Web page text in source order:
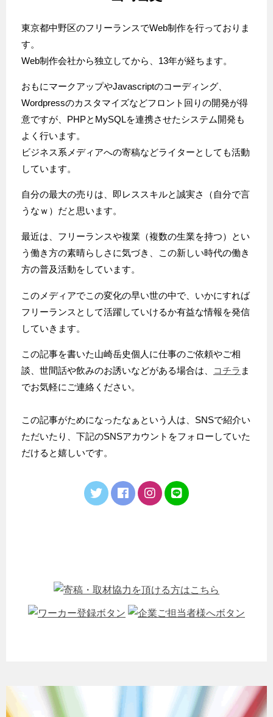
東京都中野区のフリーランスでWeb制作を行っておりま
す。
Web制作会社から独立してから、13年が経ちます。
おもにマークアップやJavascriptのコーディング、
Wordpressのカスタマイズなどフロント回りの開発が得
意ですが、PHPとMySQLを連携させたシステム開発も
よく行います。
ビジネス系メディアへの寄稿などライターとしても活動
しています。
自分の最大の売りは、即レススキルと誠実さ（自分で言
うなｗ）だと思います。
最近は、フリーランスや複業（複数の生業を持つ）とい
う働き方の素晴らしさに気づき、この新しい時代の働き
方の普及活動をしています。
このメディアでこの変化の早い世の中で、いかにすれば
フリーランスとして活躍していけるか有益な情報を発信
していきます。
この記事を書いた山崎岳史個人に仕事のご依頼やご相
談、世間話や飲みのお誘いなどがある場合は、
コチラ ま
でお気軽にご連絡ください。
この記事がためになったなぁという人は、SNSで紹介い
ただいたり、下記のSNSアカウントをフォローしていた
だけると嬉しいです。